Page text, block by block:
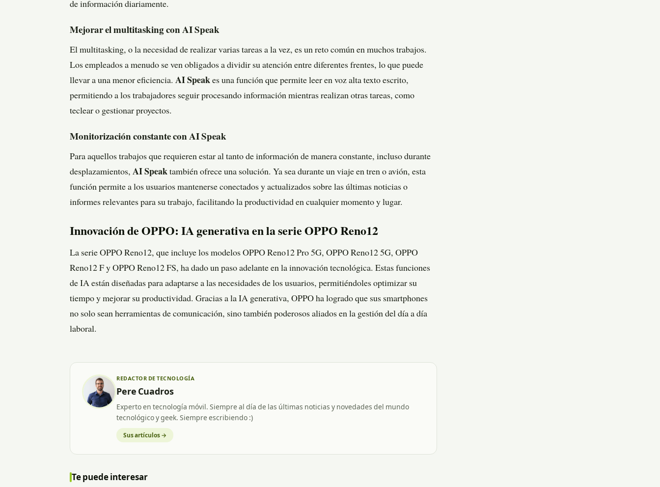
de información diariamente.
Mejorar el multitasking con AI Speak
El multitasking, o la necesidad de realizar varias tareas a la vez, es un reto común en muchos trabajos.
Los empleados a menudo se ven obligados a dividir su atención entre diferentes frentes, lo que puede
llevar a una menor eficiencia. AI Speak es una función que permite leer en voz alta texto escrito,
permitiendo a los trabajadores seguir procesando información mientras realizan otras tareas, como
teclear o gestionar proyectos.
Monitorización constante con AI Speak
Para aquellos trabajos que requieren estar al tanto de información de manera constante, incluso durante
desplazamientos, AI Speak también ofrece una solución. Ya sea durante un viaje en tren o avión, esta
función permite a los usuarios mantenerse conectados y actualizados sobre las últimas noticias o
informes relevantes para su trabajo, facilitando la productividad en cualquier momento y lugar.
Innovación de OPPO: IA generativa en la serie OPPO Reno12
La serie OPPO Reno12, que incluye los modelos OPPO Reno12 Pro 5G, OPPO Reno12 5G, OPPO
Reno12 F y OPPO Reno12 FS, ha dado un paso adelante en la innovación tecnológica. Estas funciones
de IA están diseñadas para adaptarse a las necesidades de los usuarios, permitiéndoles optimizar su
tiempo y mejorar su productividad. Gracias a la IA generativa, OPPO ha logrado que sus smartphones
no solo sean herramientas de comunicación, sino también poderosos aliados en la gestión del día a día
laboral.
REDACTOR DE TECNOLOGÍA
Pere Cuadros
Experto en tecnología móvil. Siempre al día de las últimas noticias y novedades del mundo
tecnológico y geek. Siempre escribiendo :)
Sus artículos →
Te puede interesar